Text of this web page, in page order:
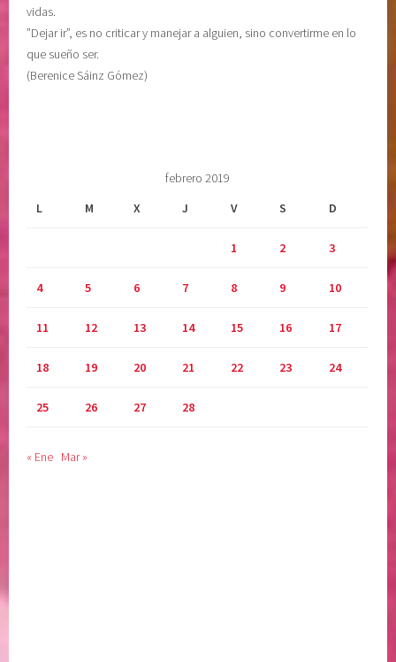
vidas.
”Dejar ir”, es no criticar y manejar a alguien, sino convertirme en lo
que sueño ser.
(Berenice Sáinz Gómez)
febrero 2019
L
M X J V S D
1 2 3
4 5 6 7 8 9 10
11 12 13 14 15 16 17
18 19 20 21 22 23 24
25 26 27 28
« Ene Mar »